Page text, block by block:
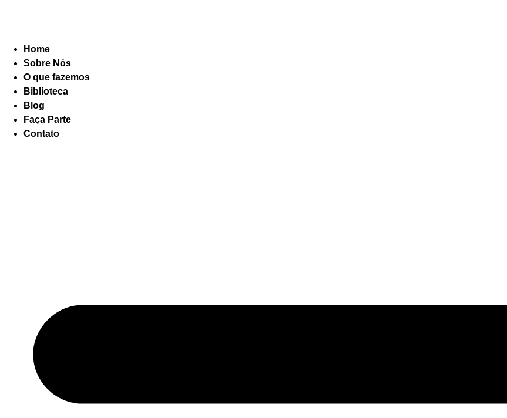
Home
Sobre Nós
O que fazemos
Biblioteca
Blog
Faça Parte
Contato